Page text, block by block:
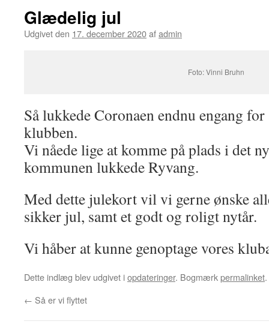
Glædelig jul
Udgivet den 17. december 2020afadmin
Foto: Vinni Bruhn
Så lukkede Coronaen endnu engang
klubben.
Vi nåede lige at komme på plads i det
kommunen lukkede Ryvang.
Med dette julekort vil vi gerne ønske
sikker jul, samt et godt og roligt nytår.
Vi håber at kunne genoptage vores
Dette indlæg blev udgivet iopdateringer. Bogmærkpermalinket.
← Så er vi flyttet